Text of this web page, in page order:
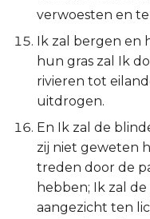
verwoesten en
Ik zal bergen en
hun gras zal Ik
rivieren tot
uitdrogen.
En Ik zal de
zij niet geweten
treden door de
hebben; Ik zal
aangezicht ten